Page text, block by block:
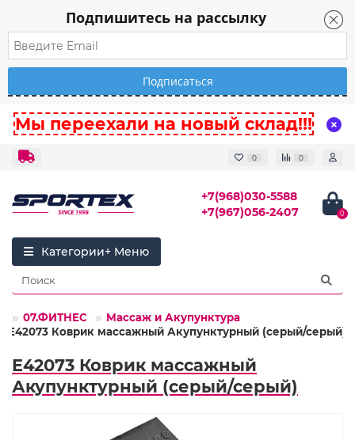
Подпишитесь на рассылку
Мы переехали на новый склад!!!
0 0
+7(968)030-5588
+7(967)056-2407
0
Категории
07.ФИТНЕС
Массаж и Акупунктура
E42073 Коврик массажный Акупунктурный (серый/серый)
E42073 Коврик массажный
Акупунктурный (серый/серый)